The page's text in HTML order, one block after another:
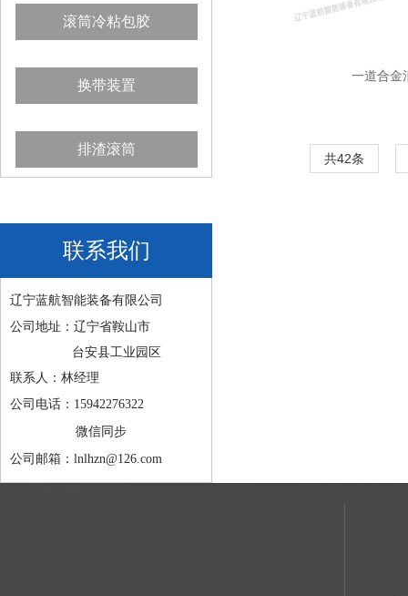
滚筒冷粘包胶
换带装置
排渣滚筒
联系我们
辽宁蓝航智能装备有限公司
公司地址：辽宁省鞍山市
台安县工业园区
联系人：林经理
公司电话：15942276322
微信同步
公司邮箱：lnlhzn@126.com
一道合金
共42条